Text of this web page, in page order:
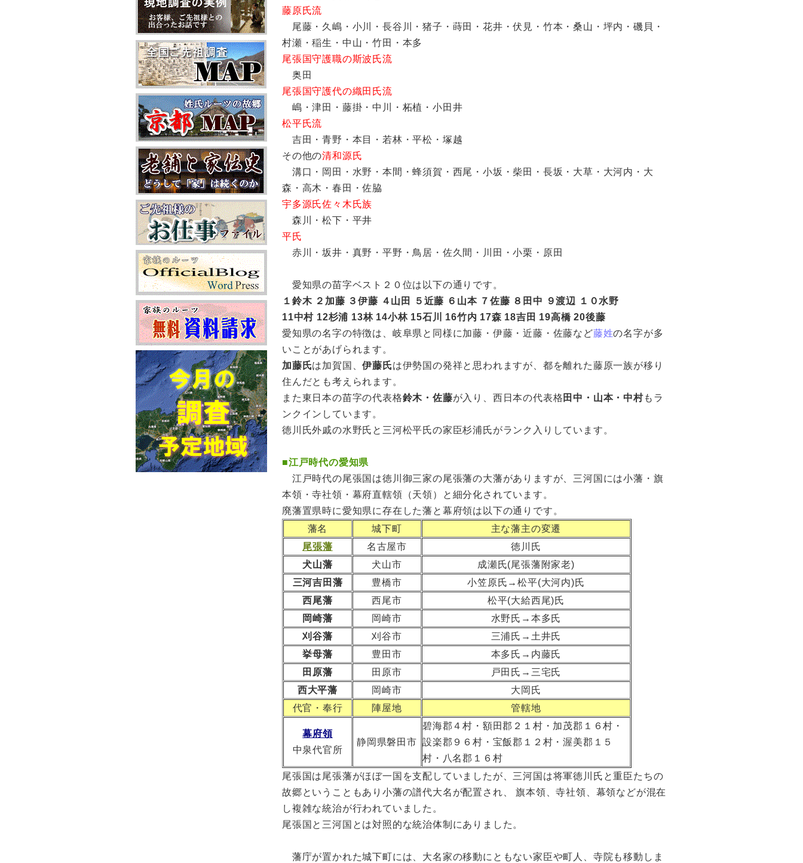
藤原氏流
尾藤・久嶋・小川・長谷川・猪子・蒔田・花井・伏見・竹本・桑山・坪内・磯貝・
村瀬・稲生・中山・竹田・本多
尾張国守護職の斯波氏流
奥田
尾張国守護代の織田氏流
嶋・津田・藤掛・中川・柘植・小田井
松平氏流
吉田・青野・本目・若林・平松・塚越
その他の清和源氏
溝口・岡田・水野・本間・蜂須賀・西尾・小坂・柴田・長坂・大草・大河内・大
森・高木・春田・佐脇
宇多源氏佐々木氏族
森川・松下・平井
平氏
赤川・坂井・真野・平野・鳥居・佐久間・川田・小栗・原田
愛知県の苗字ベスト２０位は以下の通りです。
１鈴木 ２加藤 ３伊藤 ４山田 ５近藤 ６山本 ７佐藤 ８田中 ９渡辺 １０水野
11中村 12杉浦 13林 14小林 15石川 16竹内 17森 18吉田 19高橋 20後藤
愛知県の名字の特徴は、岐阜県と同様に加藤・伊藤・近藤・佐藤など藤姓の名字が多
いことがあげられます。
加藤氏は加賀国、伊藤氏は伊勢国の発祥と思われますが、都を離れた藤原一族が移り
住んだとも考えられます。
また東日本の苗字の代表格鈴木・佐藤が入り、西日本の代表格 田中・山本・中村もラ
ンクインしています。
徳川氏外戚の水野氏と三河松平氏の家臣杉浦氏がランク入りしています。
■江戸時代の愛知県
江戸時代の尾張国は徳川御三家の尾張藩の大藩がありますが、三河国には小藩・旗
本領・寺社領・幕府直轄領（天領）と細分化されています。
廃藩置県時に愛知県に存在した藩と幕府領は以下の通りです。
藩名
城下町
主な藩主の変遷
尾張藩
名古屋市
徳川氏
犬山藩
犬山市
成瀬氏(尾張藩附家老)
三河吉田藩
豊橋市
小笠原氏→松平(大河内)氏
西尾藩
西尾市
松平(大給西尾)氏
岡崎藩
岡崎市
水野氏→本多氏
刈谷藩
刈谷市
三浦氏→土井氏
挙母藩
豊田市
本多氏→内藤氏
田原藩
田原市
戸田氏→三宅氏
西大平藩
岡崎市
大岡氏
代官・奉行
陣屋地 管轄地
幕府領
中泉代官所
静岡県磐田市
碧海郡４村・額田郡２１村・加茂郡１６村・
設楽郡９６村・宝飯郡１２村・渥美郡１５
村・八名郡１６村
尾張国は尾張藩がほぼ一国を支配していましたが、三河国は将軍徳川氏と重臣たちの
故郷ということもあり小藩の譜代大名が配置され、 旗本領、寺社領、幕領などが混在
し複雑な統治が行われていました。
尾張国と三河国とは対照的な統治体制にありました。
藩庁が置かれた城下町には、大名家の移動にともない家臣や町人、寺院も移動しま